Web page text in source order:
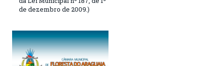
de dezembro de 2009.)